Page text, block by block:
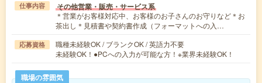
仕事内容 その他営業・販売・サービス系
＊営業がお客様対応中、お客様のお子さんのお守りなど＊お
茶出し＊見積書や契約書作成（フォーマットへの入…
応募資格
職種未経験OK / ブランクOK / 英語力不要
未経験OK！●PCへの入力が可能な方！※業界未経験OK！
職場の雰囲気